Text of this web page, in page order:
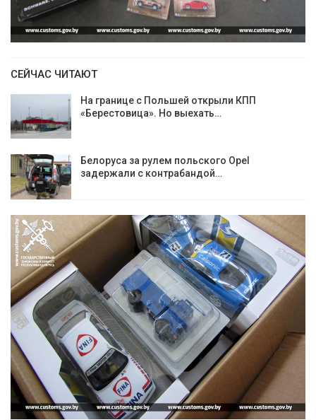
СЕЙЧАС ЧИТАЮТ
На границе с Польшей открыли КПП
«Берестовица». Но выехать…
Белоруса за рулем польского Opel
задержали с контрабандой…